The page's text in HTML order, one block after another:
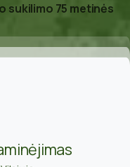
sukilimo 75 metinės